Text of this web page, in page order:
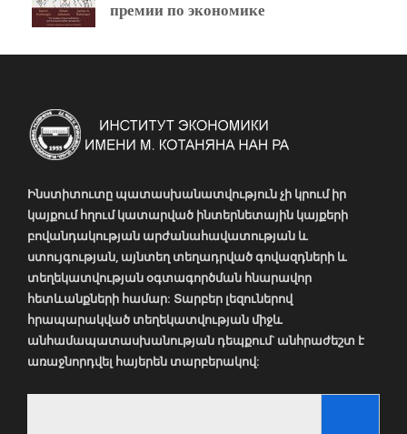
премии по экономике
Ինստիտուտը պատասխանատվություն չի կրում իր
կայքում հղում կատարված ինտերնետային կայքերի
բովանդակության արժանահավատության և
ստույգության, այնտեղ տեղադրված գովազդների և
տեղեկատվության օգտագործման հնարավոր
հետևանքների համար: Տարբեր լեզուներով
հրապարակված տեղեկատվության միջև
անհամապատասխանության դեպքում` անհրաժեշտ է
առաջնորդվել հայերեն տարբերակով: